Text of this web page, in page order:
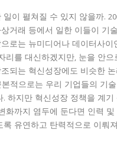
이 펼쳐질 수 있지 않을까.
거래 등에서 일한 이들이 기
로는 뉴미디어나 데이터사이
리를 대신하겠지만, 눈을 안으
되는 혁신성장에도 비슷한
적으로는 우리 기업들의 기
하지만 혁신성장 정책을 계기
화까지 염두에 둔다면 인력 및
유연하고 탄력적으로 이뤄